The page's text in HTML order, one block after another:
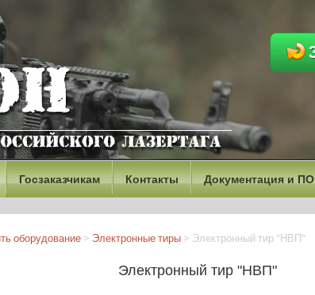
Госзаказчикам Контакты Документация и ПО
оборудование > Электронные тиры > Электронный тир "НВП"
Электронный тир "НВП"